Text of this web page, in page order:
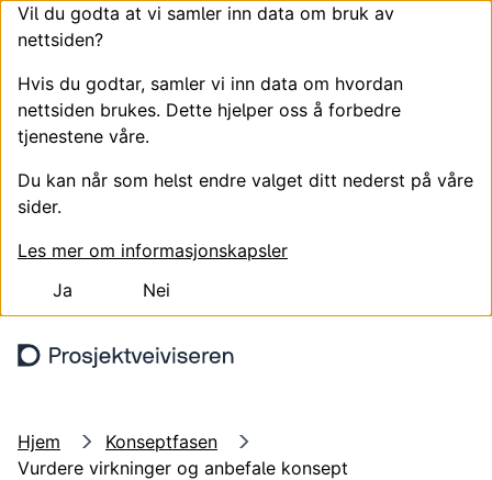
Vil du godta at vi samler inn data om bruk av
nettsiden?
Hvis du godtar, samler vi inn data om hvordan
nettsiden brukes. Dette hjelper oss å forbedre
tjenestene våre.
Du kan når som helst endre valget ditt nederst på våre
sider.
Les mer om informasjonskapsler
Ja
Nei
Hjem
Konseptfasen
Vurdere virkninger og anbefale konsept